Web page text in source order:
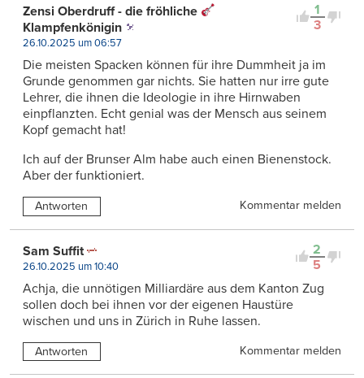
1
3
Zensi Oberdruff - die fröhliche
Klampfenkönigin
26.10.2025 um 06:57
Die meisten Spacken können für ihre Dummheit ja im
Grunde genommen gar nichts. Sie hatten nur irre gute
Lehrer, die ihnen die Ideologie in ihre Hirnwaben
einpflanzten. Echt genial was der Mensch aus seinem
Kopf gemacht hat!
Ich auf der Brunser Alm habe auch einen Bienenstock.
Aber der funktioniert.
Antworten Kommentar melden
2
5
Sam Suffit
26.10.2025 um 10:40
Achja, die unnötigen Milliardäre aus dem Kanton Zug
sollen doch bei ihnen vor der eigenen Haustüre
wischen und uns in Zürich in Ruhe lassen.
Antworten Kommentar melden